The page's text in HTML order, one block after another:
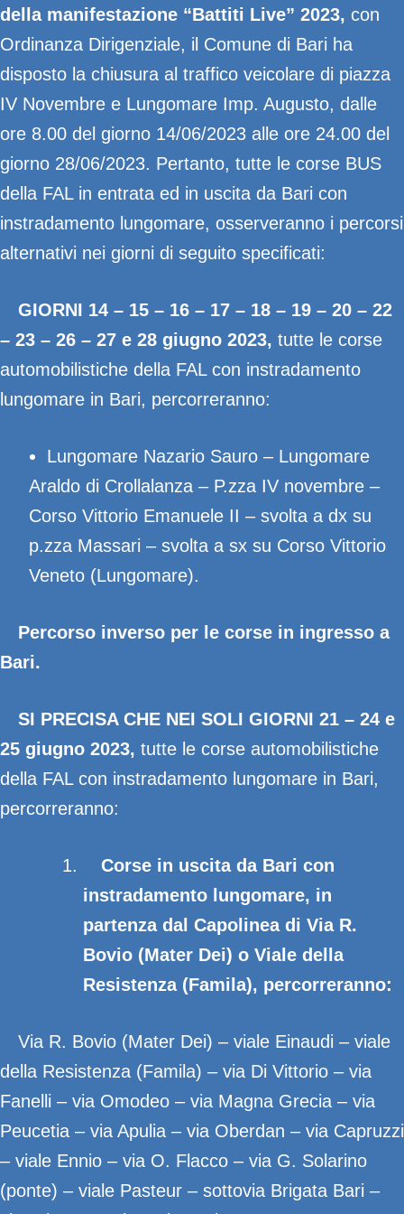
della manifestazione “Battiti Live” 2023, con
Ordinanza Dirigenziale, il Comune di Bari ha
disposto la chiusura al traffico veicolare di piazza
IV Novembre e Lungomare Imp. Augusto, dalle
ore 8.00 del giorno 14/06/2023 alle ore 24.00 del
giorno 28/06/2023. Pertanto, tutte le corse BUS
della FAL in entrata ed in uscita da Bari con
instradamento lungomare, osserveranno i percorsi
alternativi nei giorni di seguito specificati:
GIORNI 14 – 15 – 16 – 17 – 18 – 19 – 20 – 22
– 23 – 26 – 27 e 28 giugno 2023, tutte le corse
automobilistiche della FAL con instradamento
lungomare in Bari, percorreranno:
Lungomare Nazario Sauro – Lungomare
Araldo di Crollalanza – P.zza IV novembre –
Corso Vittorio Emanuele II – svolta a dx su
p.zza Massari – svolta a sx su Corso Vittorio
Veneto (Lungomare).
Percorso inverso per le corse in ingresso a
Bari.
SI PRECISA CHE NEI SOLI GIORNI 21 – 24 e
25 giugno 2023, tutte le corse automobilistiche
della FAL con instradamento lungomare in Bari,
percorreranno:
Corse in uscita da Bari con
instradamento lungomare, in
partenza dal Capolinea di Via R.
Bovio (Mater Dei) o Viale della
Resistenza (Famila), percorreranno:
Via R. Bovio (Mater Dei) – viale Einaudi – viale
della Resistenza (Famila) – via Di Vittorio – via
Fanelli – via Omodeo – via Magna Grecia – via
Peucetia – via Apulia – via Oberdan – via Capruzzi
– viale Ennio – via O. Flacco – via G. Solarino
(ponte) – viale Pasteur – sottovia Brigata Bari –